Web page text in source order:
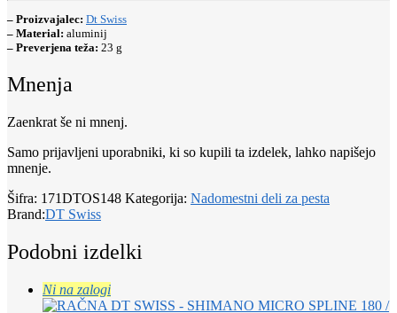
– Proizvajalec: Dt Swiss
– Material: aluminij
– Preverjena teža: 23 g
Mnenja
Zaenkrat še ni mnenj.
Samo prijavljeni uporabniki, ki so kupili ta izdelek, lahko napišejo
mnenje.
Šifra: 171DTOS148 Kategorija: Nadomestni deli za pesta
Brand:DT Swiss
Podobni izdelki
Ni na zalogi